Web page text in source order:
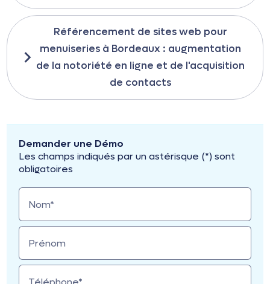
Référencement de sites web pour
menuiseries à Bordeaux : augmentation
de la notoriété en ligne et de l'acquisition
de contacts
Demander une Démo
Les champs indiqués par un astérisque (*) sont
obligatoires
Nom*
Prénom
Téléphone*